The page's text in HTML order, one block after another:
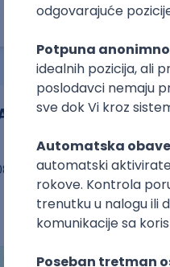
(mesečna plata)